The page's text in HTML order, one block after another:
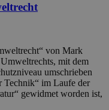
von Mark
mit dem
umschrieben
Technik“ im Laufe der
gewidmet worden ist,